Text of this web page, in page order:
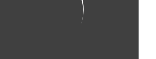
de glace et bien plus encore !